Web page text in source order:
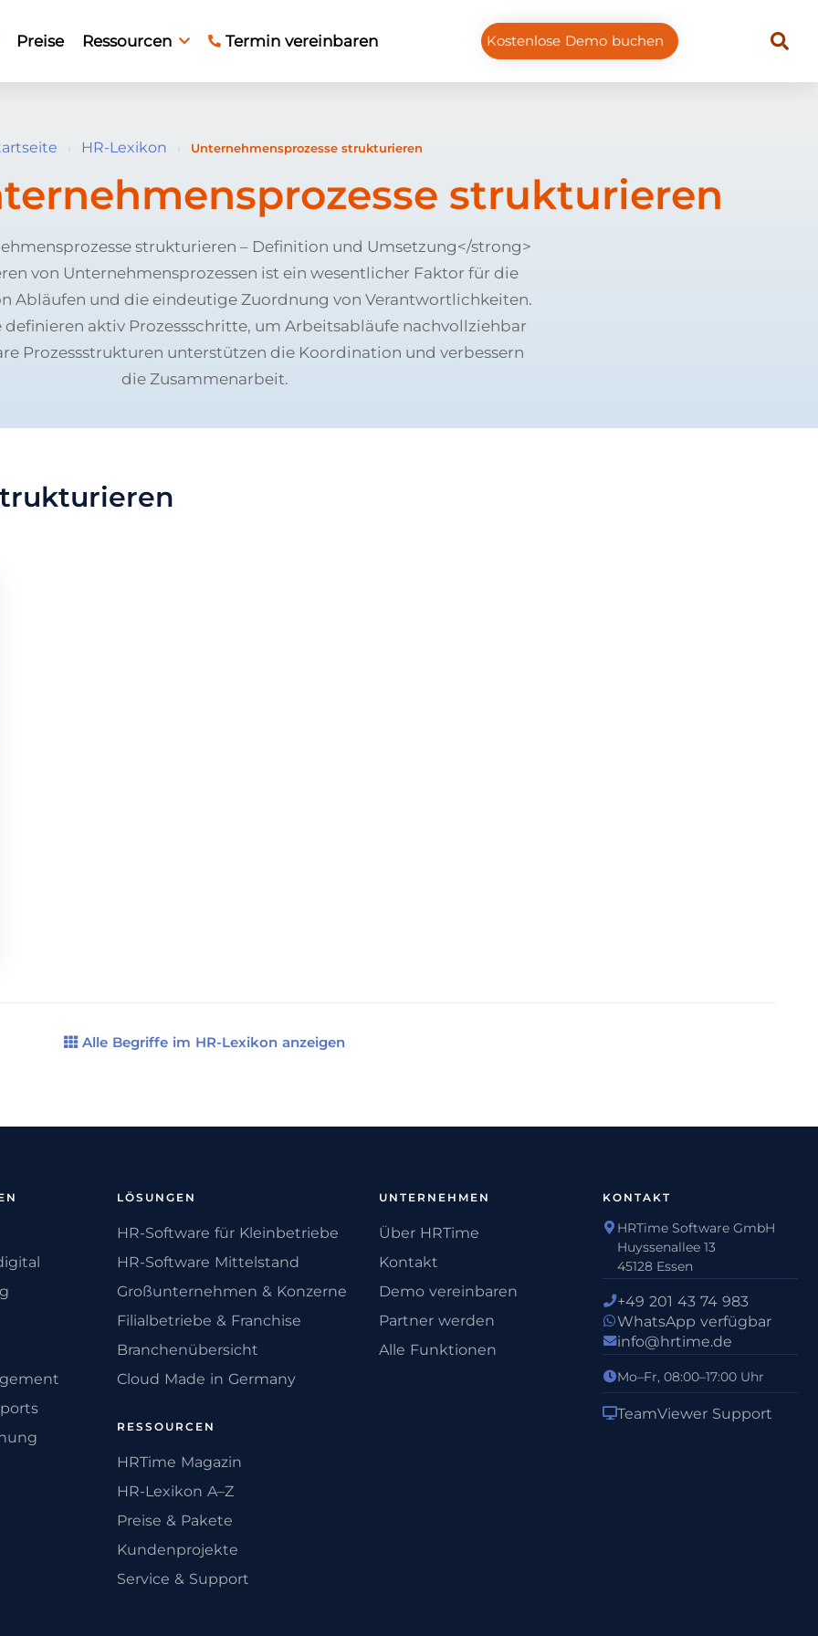
Preise Ressourcen Termin vereinbaren Kostenlose Demo buchen
› HR-Lexikon › Unternehmensprozesse strukturieren
strukturieren
strukturieren – Definition und Umsetzung</strong>
von Unternehmensprozessen ist ein wesentlicher Faktor für die
Abläufen und die eindeutige Zuordnung von Verantwortlichkeiten.
definieren aktiv Prozessschritte, um Arbeitsabläufe nachvollziehbar
Prozessstrukturen unterstützen die Koordination und verbessern
die Zusammenarbeit.
Alle Begriffe im HR-Lexikon anzeigen
LÖSUNGEN
HR-Software für Kleinbetriebe
HR-Software Mittelstand
Großunternehmen & Konzerne
Filialbetriebe & Franchise
Branchenübersicht
Cloud Made in Germany
RESSOURCEN
HRTime Magazin
HR-Lexikon A–Z
Preise & Pakete
Kundenprojekte
Service & Support
UNTERNEHMEN
Über HRTime
Kontakt
Demo vereinbaren
Partner werden
Alle Funktionen
KONTAKT
HRTime Software GmbH
Huyssenallee 13
45128 Essen
+49 201 43 74 983
WhatsApp verfügbar
info@hrtime.de
Mo–Fr, 08:00–17:00 Uhr
TeamViewer Support